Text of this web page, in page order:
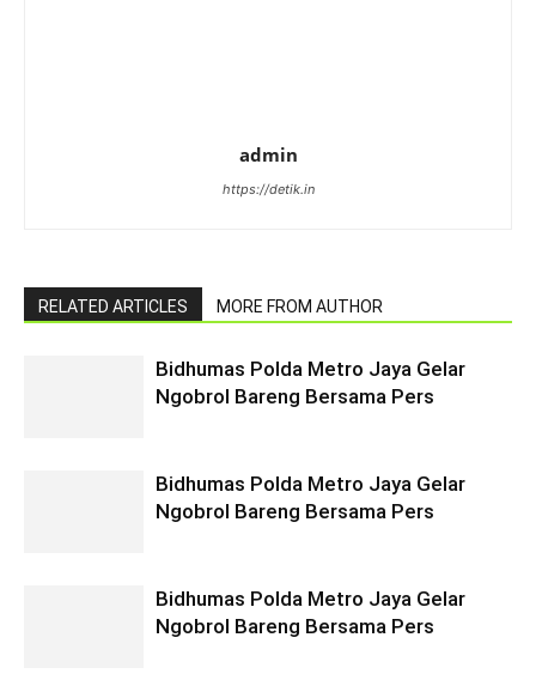
admin
https://detik.in
RELATED ARTICLES MORE FROM AUTHOR
Bidhumas Polda Metro Jaya Gelar
Ngobrol Bareng Bersama Pers
Bidhumas Polda Metro Jaya Gelar
Ngobrol Bareng Bersama Pers
Bidhumas Polda Metro Jaya Gelar
Ngobrol Bareng Bersama Pers